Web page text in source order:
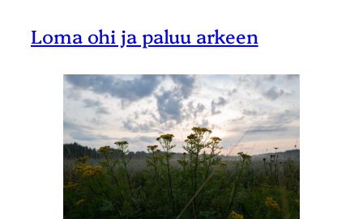
Loma ohi ja paluu arkeen